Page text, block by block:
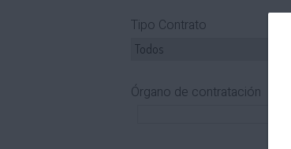
Tipo Contrato
Órgano de contratación